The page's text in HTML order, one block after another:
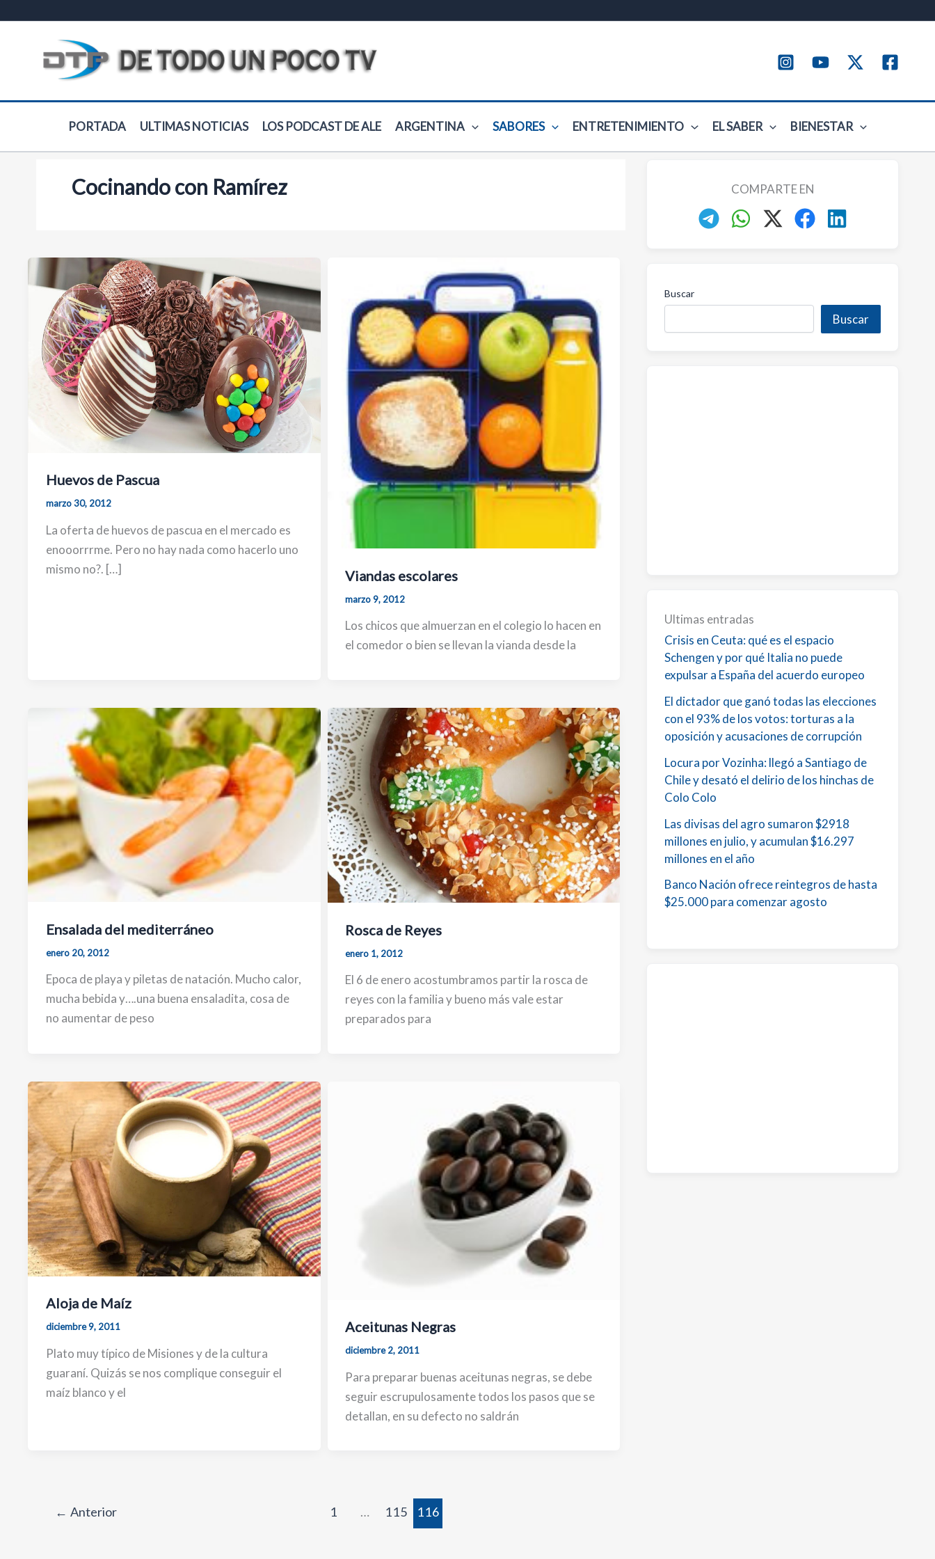
PORTADA ULTIMAS NOTICIAS LOS PODCAST DE ALE ARGENTINA SABORES ENTRETENIMIENTO EL SABER BIENESTAR
Cocinando con Ramírez
Huevos de Pascua
marzo 30, 2012
La oferta de huevos de pascua en el mercado es
enooorrrme. Pero no hay nada como hacerlo uno
mismo no?. […]
Viandas escolares
marzo 9, 2012
Los chicos que almuerzan en el colegio lo hacen en
el comedor o bien se llevan la vianda desde la
Ensalada del mediterráneo
enero 20, 2012
Epoca de playa y piletas de natación. Mucho calor,
mucha bebida y….una buena ensaladita, cosa de
no aumentar de peso
Rosca de Reyes
enero 1, 2012
El 6 de enero acostumbramos partir la rosca de
reyes con la familia y bueno más vale estar
preparados para
Aloja de Maíz
diciembre 9, 2011
Plato muy típico de Misiones y de la cultura
guaraní. Quizás se nos complique conseguir el
maíz blanco y el
Aceitunas Negras
diciembre 2, 2011
Para preparar buenas aceitunas negras, se debe
seguir escrupulosamente todos los pasos que se
detallan, en su defecto no saldrán
← Anterior 1 … 115 116
COMPARTE EN
Buscar
Buscar
Ultimas entradas
Crisis en Ceuta: qué es el espacio
Schengen y por qué Italia no puede
expulsar a España del acuerdo europeo
El dictador que ganó todas las elecciones
con el 93% de los votos: torturas a la
oposición y acusaciones de corrupción
Locura por Vozinha: llegó a Santiago de
Chile y desató el delirio de los hinchas de
Colo Colo
Las divisas del agro sumaron $2918
millones en julio, y acumulan $16.297
millones en el año
Banco Nación ofrece reintegros de hasta
$25.000 para comenzar agosto